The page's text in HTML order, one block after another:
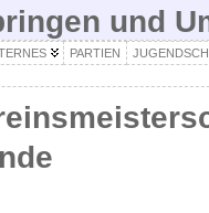
und
PARTIEN